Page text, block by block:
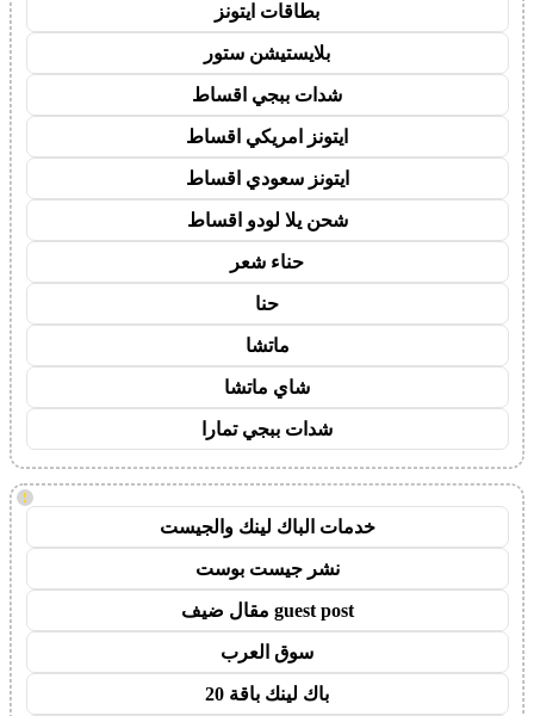
بطاقات ايتونز
بلايستيشن ستور
شدات ببجي اقساط
ايتونز امريكي اقساط
ايتونز سعودي اقساط
شحن يلا لودو اقساط
حناء شعر
حنا
ماتشا
شاي ماتشا
شدات ببجي تمارا
!
خدمات الباك لينك والجيست
نشر جيست بوست
guest post مقال ضيف
سوق العرب
باك لينك باقة 20